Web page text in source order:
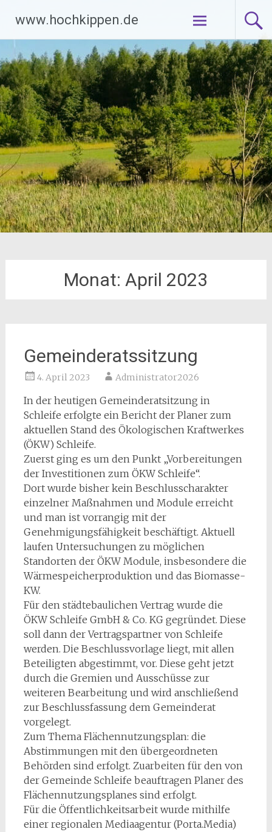
Inhalt
springen
www.hochkippen.de
Monat:April 2023
Gemeinderatssitzung
4. April 2023 Administrator2026
In der heutigen Gemeinderatsitzung in
Schleife erfolgte ein Bericht der Planer zum
aktuellen Stand des Ökologischen Kraftwerkes
(ÖKW) Schleife.
Zuerst ging es um den Punkt „Vorbereitungen
der Investitionen zum ÖKW Schleife“.
Dort wurde bisher kein Beschlusscharakter
einzelner Maßnahmen und Module erreicht
und man ist vorrangig mit der
Genehmigungsfähigkeit beschäftigt. Aktuell
laufen Untersuchungen zu möglichen
Standorten der ÖKW Module, insbesondere die
Wärmespeicherproduktion und das Biomasse-
KW.
Für den städtebaulichen Vertrag wurde die
ÖKW Schleife GmbH & Co. KG gegründet. Diese
soll dann der Vertragspartner von Schleife
werden. Die Beschlussvorlage liegt, mit allen
Beteiligten abgestimmt, vor. Diese geht jetzt
durch die Gremien und Ausschüsse zur
weiteren Bearbeitung und wird anschließend
zur Beschlussfassung dem Gemeinderat
vorgelegt.
Zum Thema Flächennutzungsplan: die
Abstimmungen mit den übergeordneten
Behörden sind erfolgt. Zuarbeiten für den von
der Gemeinde Schleife beauftragen Planer des
Flächennutzungsplanes sind erfolgt.
Für die Öffentlichkeitsarbeit wurde mithilfe
einer regionalen Mediaagentur (Porta.Media)